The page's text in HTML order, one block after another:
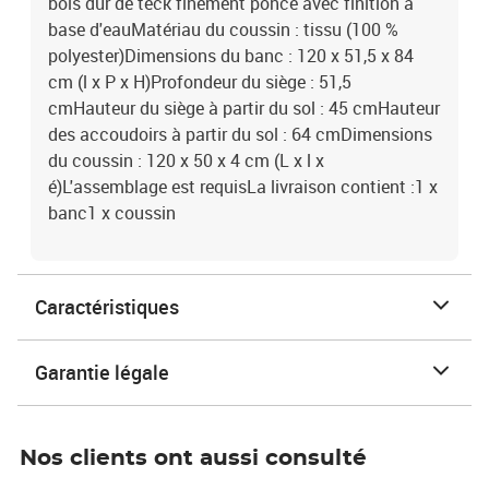
base d'eauMatériau du coussin : tissu (100 %
polyester)Dimensions du banc : 120 x 51,5 x 84
cm (l x P x H)Profondeur du siège : 51,5
cmHauteur du siège à partir du sol : 45 cmHauteur
des accoudoirs à partir du sol : 64 cmDimensions
du coussin : 120 x 50 x 4 cm (L x l x
é)L'assemblage est requisLa livraison contient :1 x
banc1 x coussin
Caractéristiques
Garantie légale
Nos clients ont aussi consulté